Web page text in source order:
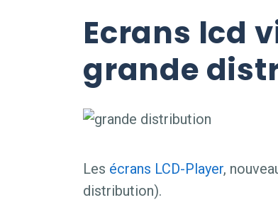
Ecrans lcd
grande
Les écrans LCD-Player,
distribution).